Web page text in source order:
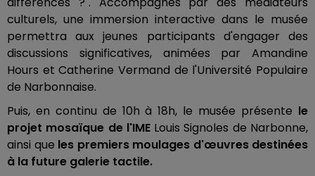
culturels, une immersion interactive dans le musée
permettra aux jeunes participants d'engager des
discussions significatives, animées par Amandine
Hours et Catherine Vermand de l'Université Populaire
de Narbonnaise.
Puis, en continu de 10h à 18h, le musée présente le
projet mosaïque de l'IMELouis Signoles de Narbonne,
ainsi que les premiers moulages d'œuvres destinées
à la future galerie tactile.